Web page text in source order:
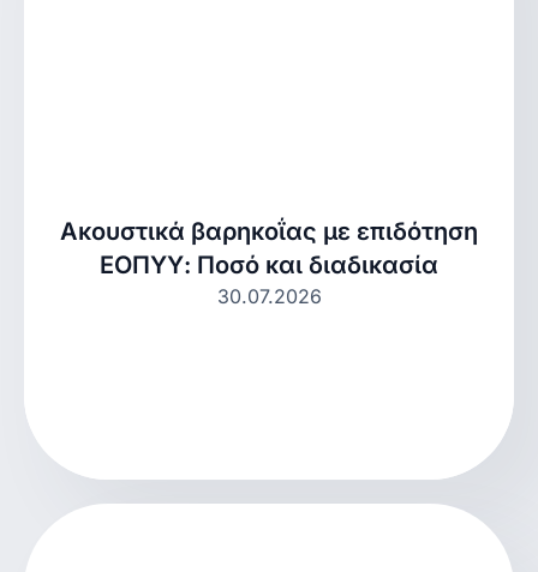
Ακουστικά βαρηκοΐας με επιδότηση
ΕΟΠΥΥ: Ποσό και διαδικασία
30.07.2026